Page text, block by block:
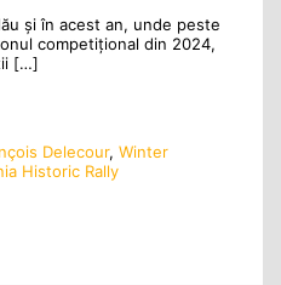
și în acest an, unde peste
competițional din 2024,
[…]
Delecour, Winter
Historic Rally